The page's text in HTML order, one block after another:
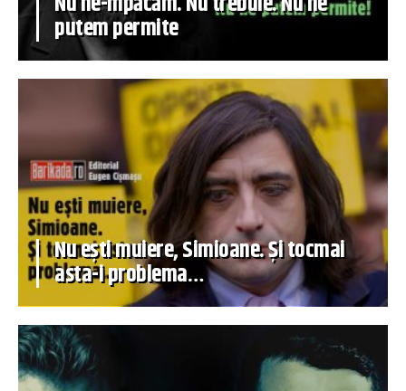
putem permite
Nu ești muiere, Simioane. Și tocmai
asta-i problema…